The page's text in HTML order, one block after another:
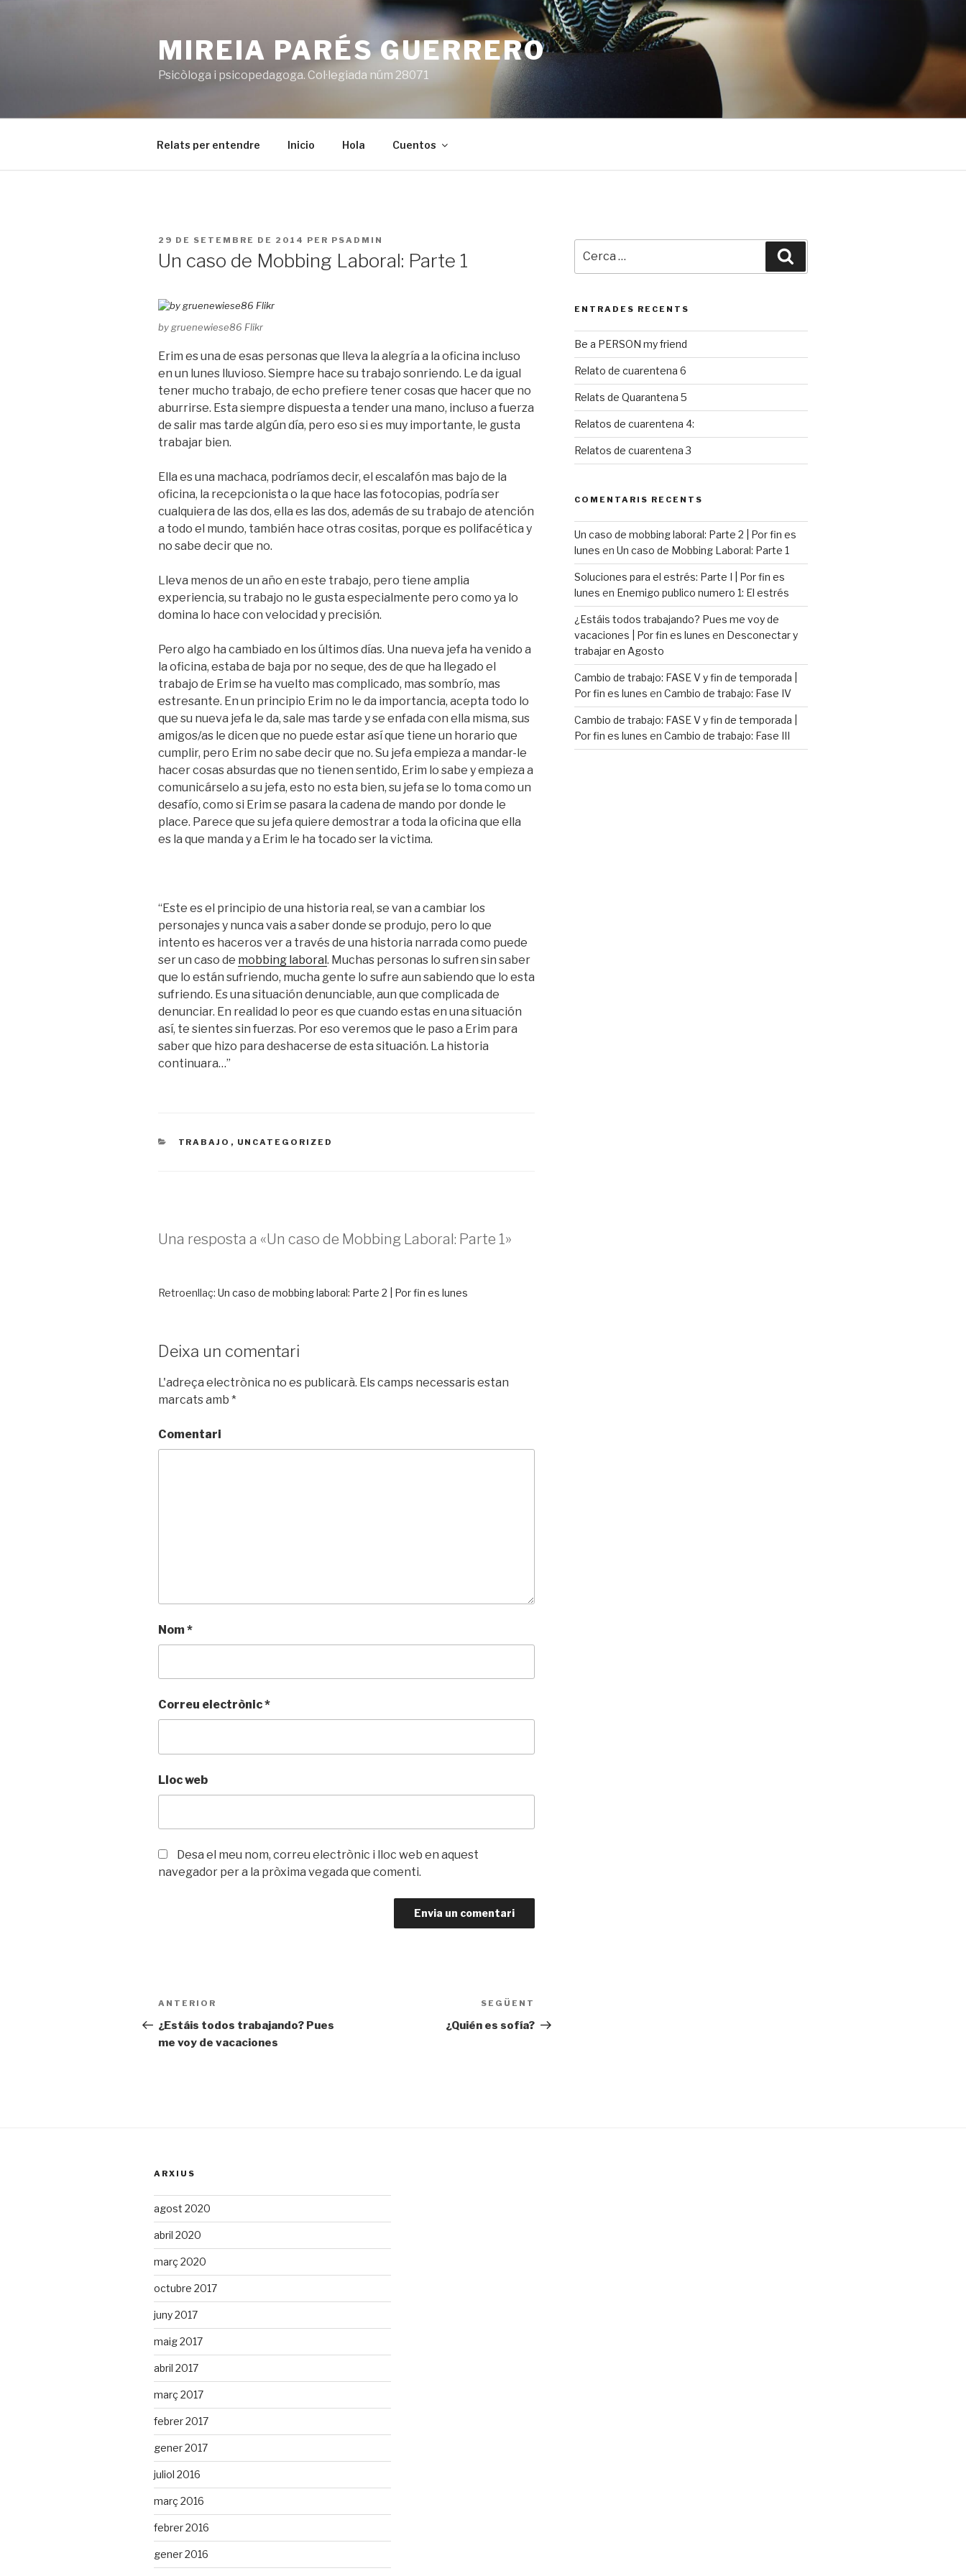
MIREIA PARÉS GUERRERO
Psicòloga i psicopedagoga. Col·legiada núm 28071
Relats per entendre Inicio Hola Cuentos
PUBLICAT
A
29 DE SETEMBRE DE 2014 PER PSADMIN
Un caso de Mobbing Laboral: Parte 1
by gruenewiese86 Flikr
Erim es una de esas personas que lleva la alegría a la oficina incluso
en un lunes lluvioso. Siempre hace su trabajo sonriendo. Le da igual
tener mucho trabajo, de echo prefiere tener cosas que hacer que no
aburrirse. Esta siempre dispuesta a tender una mano, incluso a fuerza
de salir mas tarde algún día, pero eso si es muy importante, le gusta
trabajar bien.
Ella es una machaca, podríamos decir, el escalafón mas bajo de la
oficina, la recepcionista o la que hace las fotocopias, podría ser
cualquiera de las dos, ella es las dos, además de su trabajo de atención
a todo el mundo, también hace otras cositas, porque es polifacética y
no sabe decir que no.
Lleva menos de un año en este trabajo, pero tiene amplia
experiencia, su trabajo no le gusta especialmente pero como ya lo
domina lo hace con velocidad y precisión.
Pero algo ha cambiado en los últimos días. Una nueva jefa ha venido a
la oficina, estaba de baja por no seque, des de que ha llegado el
trabajo de Erim se ha vuelto mas complicado, mas sombrío, mas
estresante. En un principio Erim no le da importancia, acepta todo lo
que su nueva jefa le da, sale mas tarde y se enfada con ella misma, sus
amigos/as le dicen que no puede estar así que tiene un horario que
cumplir, pero Erim no sabe decir que no. Su jefa empieza a mandar-le
hacer cosas absurdas que no tienen sentido, Erim lo sabe y empieza a
comunicárselo a su jefa, esto no esta bien, su jefa se lo toma como un
desafío, como si Erim se pasara la cadena de mando por donde le
place. Parece que su jefa quiere demostrar a toda la oficina que ella
es la que manda y a Erim le ha tocado ser la victima.
“Este es el principio de una historia real, se van a cambiar los
personajes y nunca vais a saber donde se produjo, pero lo que
intento es haceros ver a través de una historia narrada como puede
ser un caso de mobbing laboral . Muchas personas lo sufren sin saber
que lo están sufriendo, mucha gente lo sufre aun sabiendo que lo esta
sufriendo. Es una situación denunciable, aun que complicada de
denunciar. En realidad lo peor es que cuando estas en una situación
así, te sientes sin fuerzas. Por eso veremos que le paso a Erim para
saber que hizo para deshacerse de esta situación. La historia
continuara…”
CATEGORIES
TRABAJO , UNCATEGORIZED
Una resposta a «Un caso de Mobbing Laboral: Parte 1»
Retroenllaç: Un caso de mobbing laboral: Parte 2 | Por fin es lunes
Deixa un comentari
L'adreça electrònica no es publicarà. Els camps necessaris estan
marcats amb *
Comentari
Nom*
Correu electrònic*
Lloc web
Desa el meu nom, correu electrònic i lloc web en aquest
navegador per a la pròxima vegada que comenti.
Navegació
d'entrades
Entrada
prèvia
ANTERIOR
¿Estáis todos trabajando? Pues
me voy de vacaciones
següent
SEGÜENT
¿Quién es sofía?
ENTRADES RECENTS
Be a PERSON my friend
Relato de cuarentena 6
Relats de Quarantena 5
Relatos de cuarentena 4:
Relatos de cuarentena 3
COMENTARIS RECENTS
Un caso de mobbing laboral: Parte 2 | Por fin es
lunes en Un caso de Mobbing Laboral: Parte 1
Soluciones para el estrés: Parte I | Por fin es
lunes en Enemigo publico numero 1: El estrés
¿Estáis todos trabajando? Pues me voy de
vacaciones | Por fin es lunes en Desconectar y
trabajar en Agosto
Cambio de trabajo: FASE V y fin de temporada |
Por fin es lunes en Cambio de trabajo: Fase IV
Cambio de trabajo: FASE V y fin de temporada |
Por fin es lunes en Cambio de trabajo: Fase III
ARXIUS
agost 2020
abril 2020
març 2020
octubre 2017
juny 2017
maig 2017
abril 2017
març 2017
febrer 2017
gener 2017
juliol 2016
març 2016
febrer 2016
gener 2016